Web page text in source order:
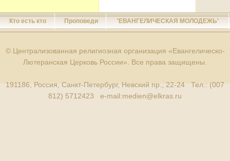
Кто есть кто Проповеди 'ЕВАНГЕЛИЧЕСКАЯ МОЛОДЕЖЬ'
© Централизованная религиозная организация «Евангелическо-
Лютеранская Церковь России». Все права защищены.
191186, Россия, Санкт-Петербург, Невский пр., 22-24 Тел.: (007
812) 5712423 e-mail:medien@elkras.ru